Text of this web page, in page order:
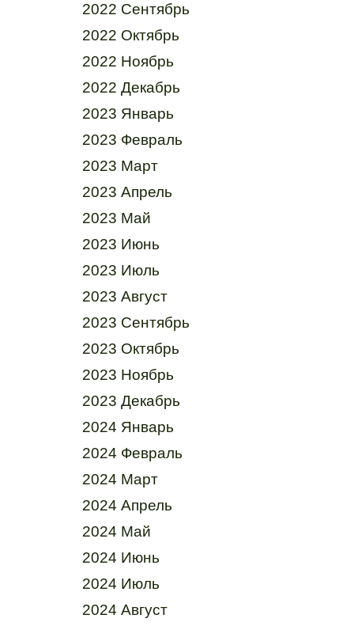
2022 Сентябрь
2022 Октябрь
2022 Ноябрь
2022 Декабрь
2023 Январь
2023 Февраль
2023 Март
2023 Апрель
2023 Май
2023 Июнь
2023 Июль
2023 Август
2023 Сентябрь
2023 Октябрь
2023 Ноябрь
2023 Декабрь
2024 Январь
2024 Февраль
2024 Март
2024 Апрель
2024 Май
2024 Июнь
2024 Июль
2024 Август